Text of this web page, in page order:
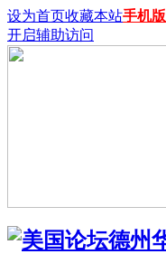
设为首页收藏本站手机版
开启辅助访问